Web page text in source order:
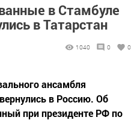
в Стамбуле
в Татарстан
1040 0 0
ансамбля
в Россию. Об
при президенте РФ по